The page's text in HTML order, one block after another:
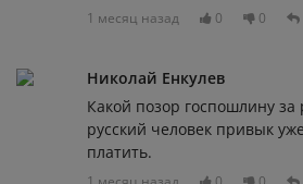
1 месяц назад 0 0
Николай Енкулев
Какой позор госпошлину
русский человек привык
платить.